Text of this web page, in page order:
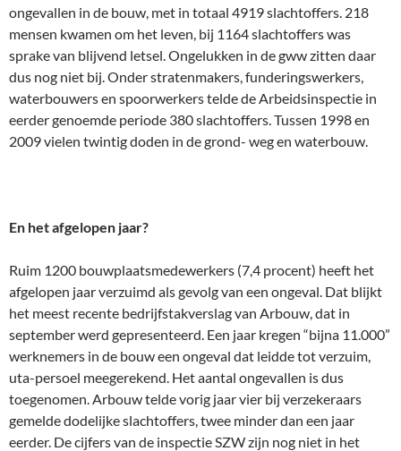
ongevallen in de bouw, met in totaal 4919 slachtoffers. 218
mensen kwamen om het leven, bij 1164 slachtoffers was
sprake van blijvend letsel. Ongelukken in de gww zitten daar
dus nog niet bij. Onder stratenmakers, funderingswerkers,
waterbouwers en spoorwerkers telde de Arbeidsinspectie in
eerder genoemde periode 380 slachtoffers. Tussen 1998 en
2009 vielen twintig doden in de grond- weg en waterbouw.
En het afgelopen jaar?
Ruim 1200 bouwplaatsmedewerkers (7,4 procent) heeft het
afgelopen jaar verzuimd als gevolg van een ongeval. Dat blijkt
het meest recente bedrijfstakverslag van Arbouw, dat in
september werd gepresenteerd. Een jaar kregen “bijna 11.000”
werknemers in de bouw een ongeval dat leidde tot verzuim,
uta-persoel meegerekend. Het aantal ongevallen is dus
toegenomen. Arbouw telde vorig jaar vier bij verzekeraars
gemelde dodelijke slachtoffers, twee minder dan een jaar
eerder. De cijfers van de inspectie SZW zijn nog niet in het